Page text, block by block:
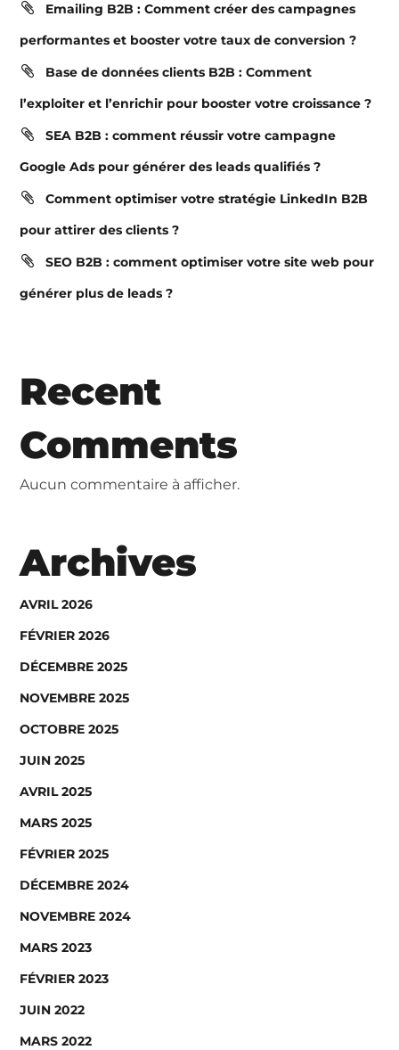
Emailing B2B : Comment créer des campagnes
performantes et booster votre taux de conversion ?
Base de données clients B2B : Comment
l’exploiter et l’enrichir pour booster votre croissance ?
SEA B2B : comment réussir votre campagne
Google Ads pour générer des leads qualifiés ?
Comment optimiser votre stratégie LinkedIn B2B
pour attirer des clients ?
SEO B2B : comment optimiser votre site web pour
générer plus de leads ?
Recent
Comments
Aucun commentaire à afficher.
Archives
AVRIL 2026
FÉVRIER 2026
DÉCEMBRE 2025
NOVEMBRE 2025
OCTOBRE 2025
JUIN 2025
AVRIL 2025
MARS 2025
FÉVRIER 2025
DÉCEMBRE 2024
NOVEMBRE 2024
MARS 2023
FÉVRIER 2023
JUIN 2022
MARS 2022